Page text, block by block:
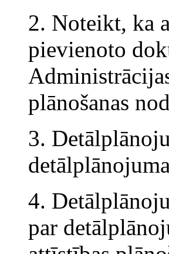
2. Noteikt, ka
pievienoto
plānošanas
3.
4.
par